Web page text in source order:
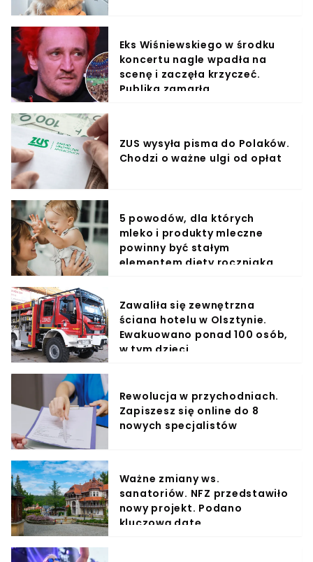
Eks Wiśniewskiego w środku
koncertu nagle wpadła na
scenę i zaczęła krzyczeć.
Publika zamarła
ZUS wysyła pisma do Polaków.
Chodzi o ważne ulgi od opłat
5 powodów, dla których
mleko i produkty mleczne
powinny być stałym
elementem diety roczniaka
Zawaliła się zewnętrzna
ściana hotelu w Olsztynie.
Ewakuowano ponad 100 osób,
w tym dzieci
Rewolucja w przychodniach.
Zapiszesz się online do 8
nowych specjalistów
Ważne zmiany ws.
sanatoriów. NFZ przedstawiło
nowy projekt. Podano
kluczową datę